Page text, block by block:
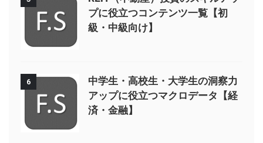
プに役立つコンテンツ一覧【初
級・中級向け】
6
中学生・高校生・大学生の洞察力
アップに役立つマクロデータ【経
済・金融】